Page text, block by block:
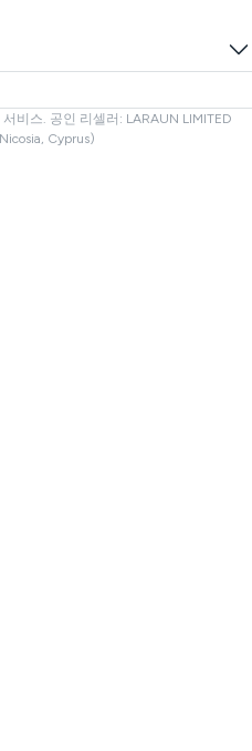
비스. 공인 리셀러: LARAUN LIMITED
Cyprus)